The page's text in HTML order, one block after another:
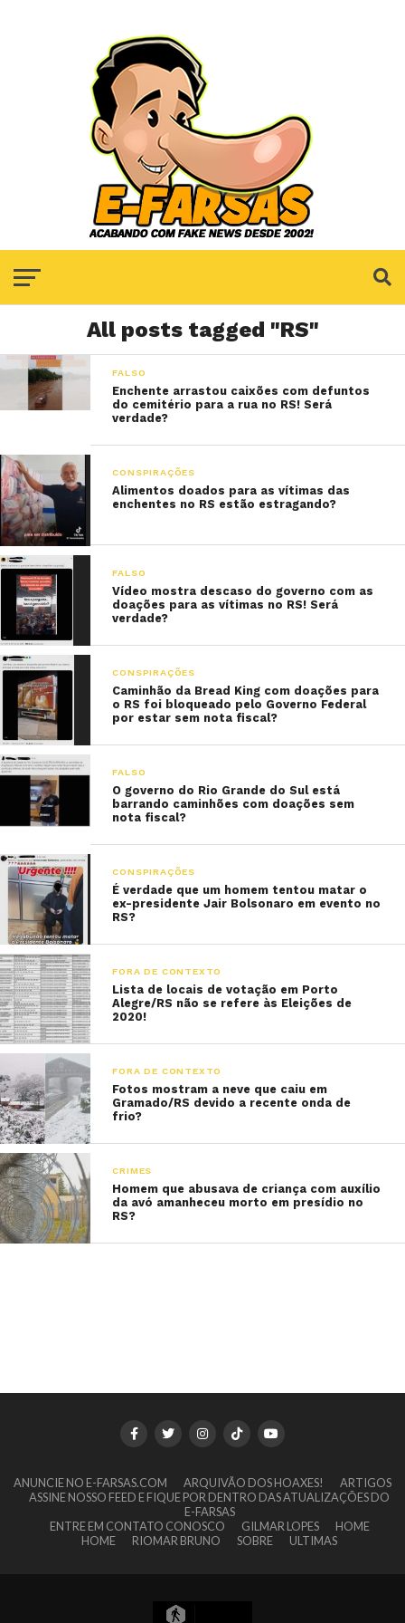
All posts tagged "RS"
FALSO
Enchente arrastou caixões com defuntos
do cemitério para a rua no RS! Será
verdade?
CONSPIRAÇÕES
Alimentos doados para as vítimas das
enchentes no RS estão estragando?
FALSO
Vídeo mostra descaso do governo com as
doações para as vítimas no RS! Será
verdade?
CONSPIRAÇÕES
Caminhão da Bread King com doações para
o RS foi bloqueado pelo Governo Federal
por estar sem nota fiscal?
FALSO
O governo do Rio Grande do Sul está
barrando caminhões com doações sem
nota fiscal?
CONSPIRAÇÕES
É verdade que um homem tentou matar o
ex-presidente Jair Bolsonaro em evento no
RS?
FORA DE CONTEXTO
Lista de locais de votação em Porto
Alegre/RS não se refere às Eleições de
2020!
FORA DE CONTEXTO
Fotos mostram a neve que caiu em
Gramado/RS devido a recente onda de
frio?
CRIMES
Homem que abusava de criança com auxílio
da avó amanheceu morto em presídio no
RS?
ANUNCIE NO E-FARSAS.COM ARQUIVÃO DOS HOAXES!
ARTIGOS
ASSINE NOSSO FEED E FIQUE POR DENTRO DAS ATUALIZAÇÕES DO
E-FARSAS
ENTRE EM CONTATO CONOSCO
GILMAR LOPES
HOME
HOME
RIOMAR BRUNO SOBRE ULTIMAS